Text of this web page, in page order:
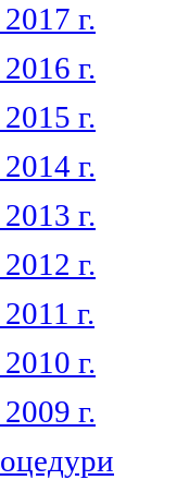
г.
г.
г.
г.
г.
г.
г.
г.
г.